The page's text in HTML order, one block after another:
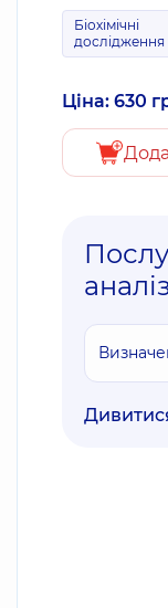
Біохімічні
дослідження
Ціна: 630